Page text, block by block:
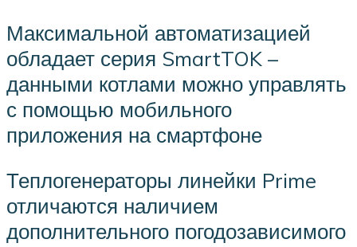
Максимальной автоматизацией
обладает серия SmartTOK –
данными котлами можно управлять
с помощью мобильного
приложения на смартфоне
Теплогенераторы линейки Prime
отличаются наличием
дополнительного погодозависимого